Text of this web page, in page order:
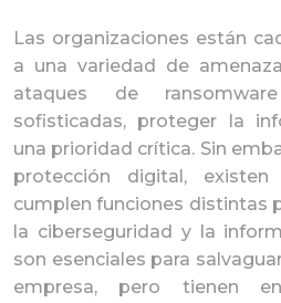
Las organizaciones están
a una variedad de
ataques de
sofisticadas, proteger la
una prioridad crítica. Sin
protección digital,
cumplen funciones distintas
la ciberseguridad y la
son esenciales para
empresa, pero tienen